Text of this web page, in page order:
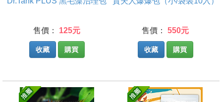
售價： 125元
收藏 購買
售價： 550元
收藏 購買